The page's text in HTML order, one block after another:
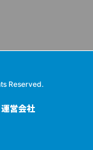
Reserved.
運営会社